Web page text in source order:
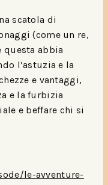
scatola di
(come un re,
questa abbia
l’astuzia e la
e vantaggi,
e la furbizia
e beffare chi si
le-avventure-